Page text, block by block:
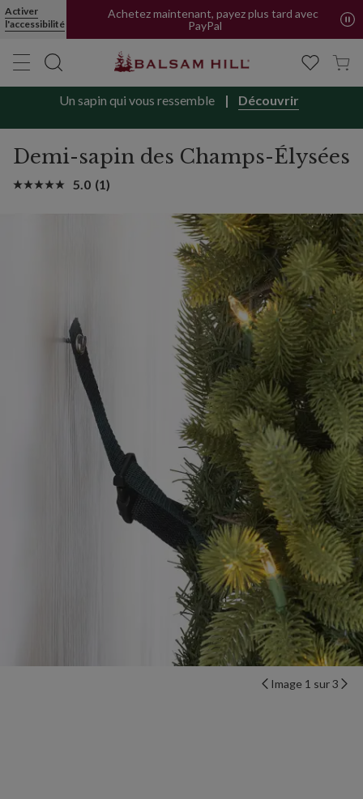
Activer
l'accessibilité
Achetez maintenant, payez plus tard avec
PayPal
Un sapin qui vous ressemble Découvrir
Demi-sapin des Champs-Élysées
5.0 (1)
Image 1 sur 3
Demi-sapin des Champs-Élysées | Balsam Hill